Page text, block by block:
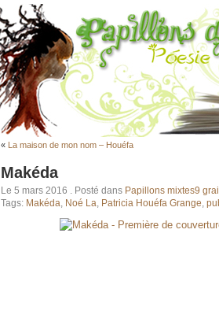
« La maison de mon nom – Houéfa
Makéda
Le 5 mars 2016 . Posté dans Papillons mixtes9
Tags: Makéda, Noé La, Patricia Houéfa Grange,